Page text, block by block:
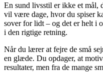
En sund livsstil er ikke et mål,
vil være dage, hvor du spiser
sover for lidt – og det er helt i
i den rigtige retning.
Når du lærer at fejre de små
en glæde. Du opdager, at
resultater, men fra de mange